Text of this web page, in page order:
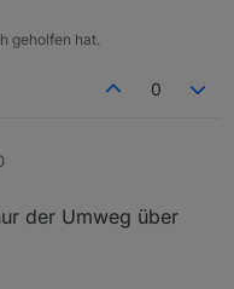
geholfen hat.
0
der Umweg über